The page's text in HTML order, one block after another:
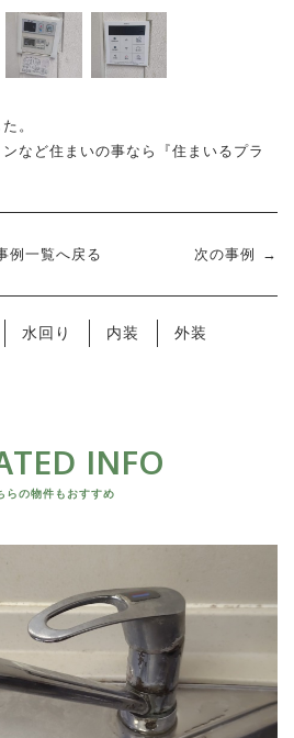
。
など住まいの事なら『住まいるプラ
例一覧へ戻る 次の事例
水回り 内装 外装
INFO
らの物件もおすすめ